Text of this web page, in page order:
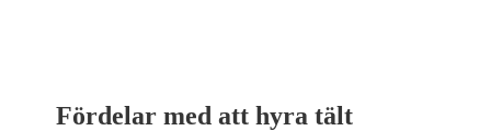
Fördelar med att hyra tält